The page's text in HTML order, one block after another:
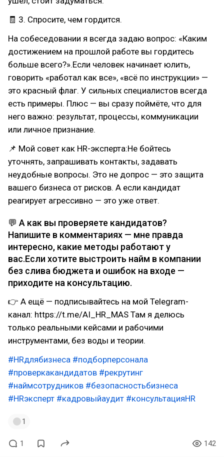
🧾 3. Спросите, чем гордится.
На собеседовании я всегда задаю вопрос: «Каким
достижением на прошлой работе вы гордитесь
больше всего?».Если человек начинает юлить,
говорить «работал как все», «всё по инструкции» —
это красный флаг. У сильных специалистов всегда
есть примеры. Плюс — вы сразу поймёте, что для
него важно: результат, процессы, коммуникации
или личное признание.
📌 Мой совет как HR-эксперта:Не бойтесь
уточнять, запрашивать контакты, задавать
неудобные вопросы. Это не допрос — это защита
вашего бизнеса от рисков. А если кандидат
реагирует агрессивно — это уже ответ.
💬 А как вы проверяете кандидатов?
Напишите в комментариях — мне правда
интересно, какие методы работают у
вас.Если хотите выстроить найм в компании
без слива бюджета и ошибок на входе —
приходите на консультацию.
👉 А ещё — подписывайтесь на мой Telegram-
канал: https://t.me/AI_HR_MAS Там я делюсь
только реальными кейсами и рабочими
инструментами, без воды и теории.
#HRдлябизнеса #подборперсонала
#проверкакандидатов #рекрутинг
#наймсотрудников #безопасностьбизнеса
#HRэксперт #кадровыйаудит #консультацияHR
1
1 142